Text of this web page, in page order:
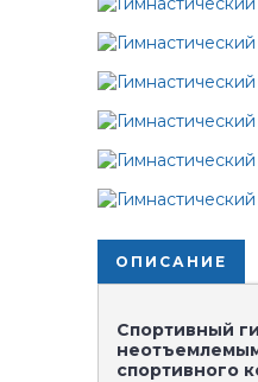
ОПИСАНИЕ
Спортивный
спортивного